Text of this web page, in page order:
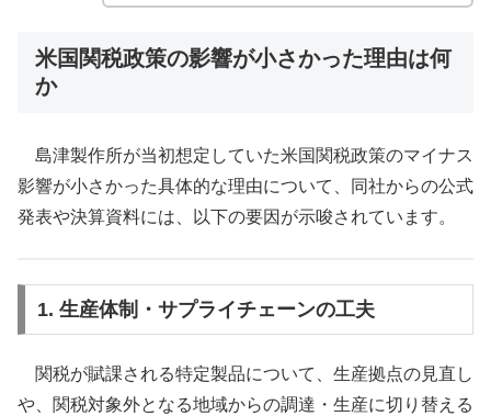
米国関税政策の影響が小さかった理由は何
か
島津製作所が当初想定していた米国関税政策のマイナス
影響が小さかった具体的な理由について、同社からの公式
発表や決算資料には、以下の要因が示唆されています。
1. 生産体制・サプライチェーンの工夫
関税が賦課される特定製品について、生産拠点の見直し
や、関税対象外となる地域からの調達・生産に切り替える